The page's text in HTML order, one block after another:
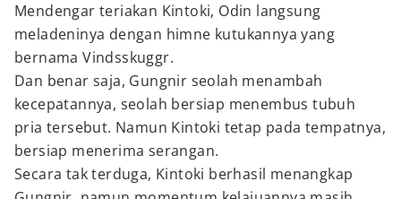
Mendengar teriakan Kintoki, Odin langsung
meladeninya dengan himne kutukannya yang
bernama Vindsskuggr.
Dan benar saja, Gungnir seolah menambah
kecepatannya, seolah bersiap menembus tubuh
pria tersebut. Namun Kintoki tetap pada tempatnya,
bersiap menerima serangan.
Secara tak terduga, Kintoki berhasil menangkap